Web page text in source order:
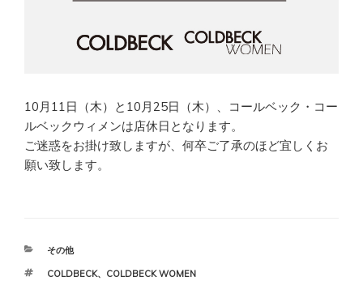
10月11日（木）と10月25日（木）、コールベック・コー
ルベックウィメンは店休日となります。
ご迷惑をお掛け致しますが、何卒ご了承のほど宜しくお
願い致します。
カ
ゴ
その他
タ
COLDBECK、 COLDBECK WOMEN